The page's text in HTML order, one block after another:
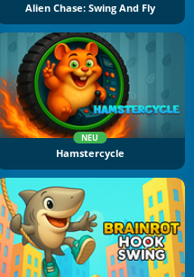
Alien Chase: Swing And Fly
NEU
Hamstercycle